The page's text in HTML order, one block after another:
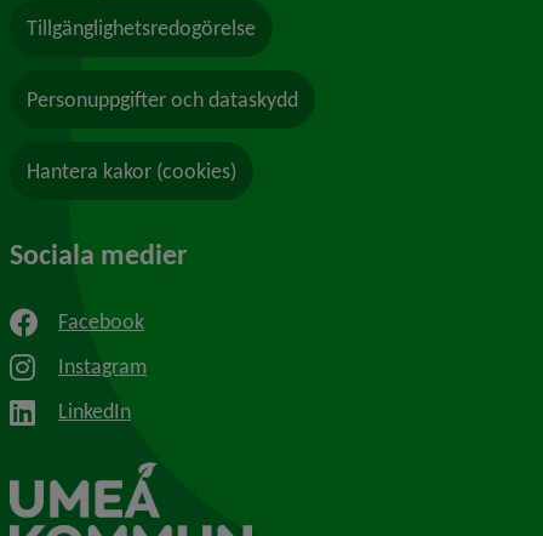
Tillgänglighetsredogörelse
Personuppgifter och dataskydd
Hantera kakor (cookies)
Sociala medier
Facebook
Instagram
LinkedIn